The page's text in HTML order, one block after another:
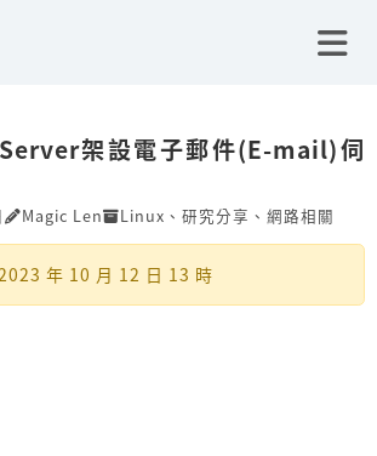
架設電子郵件(E-mail)伺
Magic Len Linux 、 研究分享 、 網路相關
年 10 月 12 日 13 時